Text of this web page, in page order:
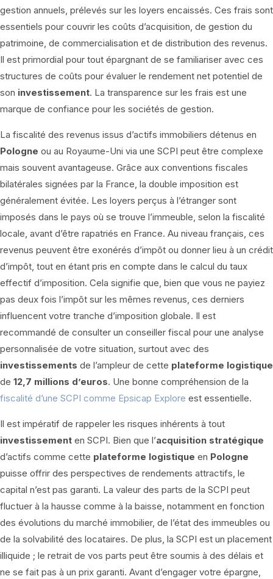
gestion annuels, prélevés sur les loyers encaissés. Ces frais sont
essentiels pour couvrir les coûts d’acquisition, de gestion du
patrimoine, de commercialisation et de distribution des revenus.
Il est primordial pour tout épargnant de se familiariser avec ces
structures de coûts pour évaluer le rendement net potentiel de
son investissement. La transparence sur les frais est une
marque de confiance pour les sociétés de gestion.
La fiscalité des revenus issus d’actifs immobiliers détenus en
Pologne ou au Royaume-Uni via une SCPI peut être complexe
mais souvent avantageuse. Grâce aux conventions fiscales
bilatérales signées par la France, la double imposition est
généralement évitée. Les loyers perçus à l’étranger sont
imposés dans le pays où se trouve l’immeuble, selon la fiscalité
locale, avant d’être rapatriés en France. Au niveau français, ces
revenus peuvent être exonérés d’impôt ou donner lieu à un crédit
d’impôt, tout en étant pris en compte dans le calcul du taux
effectif d’imposition. Cela signifie que, bien que vous ne payiez
pas deux fois l’impôt sur les mêmes revenus, ces derniers
influencent votre tranche d’imposition globale. Il est
recommandé de consulter un conseiller fiscal pour une analyse
personnalisée de votre situation, surtout avec des
investissements de l’ampleur de cette plateforme logistique
de 12,7 millions d’euros. Une bonne compréhension de la
fiscalité d’une SCPI comme Epsicap Explore est essentielle.
Il est impératif de rappeler les risques inhérents à tout
investissement en SCPI. Bien que l’acquisition stratégique
d’actifs comme cette plateforme logistique en Pologne
puisse offrir des perspectives de rendements attractifs, le
capital n’est pas garanti. La valeur des parts de la SCPI peut
fluctuer à la hausse comme à la baisse, notamment en fonction
des évolutions du marché immobilier, de l’état des immeubles ou
de la solvabilité des locataires. De plus, la SCPI est un placement
illiquide ; le retrait de vos parts peut être soumis à des délais et
ne se fait pas à un prix garanti. Avant d’engager votre épargne,